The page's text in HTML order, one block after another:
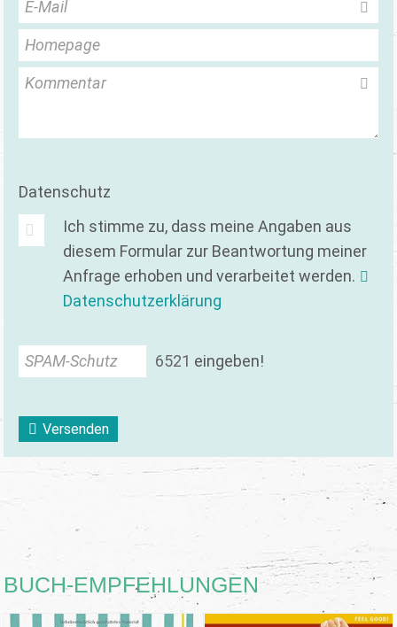
E-Mail
Homepage
Kommentar
Datenschutz
Ich stimme zu, dass meine Angaben aus
diesem Formular zur Beantwortung meiner
Anfrage erhoben und verarbeitet werden.
Datenschutzerklärung
SPAM-Schutz 6521 eingeben!
Versenden
BUCH-EMPFEHLUNGEN